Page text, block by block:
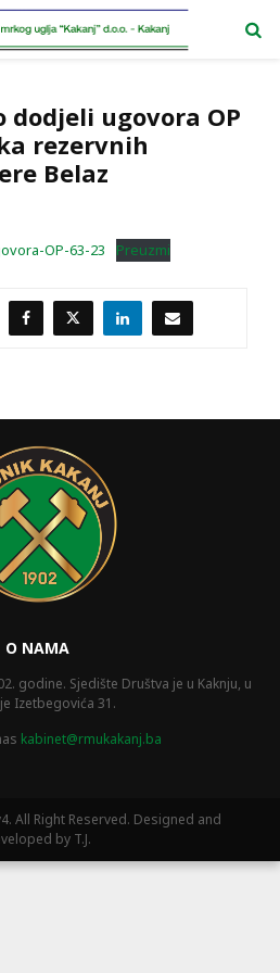
dodjeli ugovora OP
rezervnih
Belaz
OP-63-23 Preuzmi
O NAMA
godine. Sjedište Društva je u Kaknju, u
Izetbegovića 31.
kabinet@rmukakanj.ba
All Right Reserved. Designed and
by T.J.